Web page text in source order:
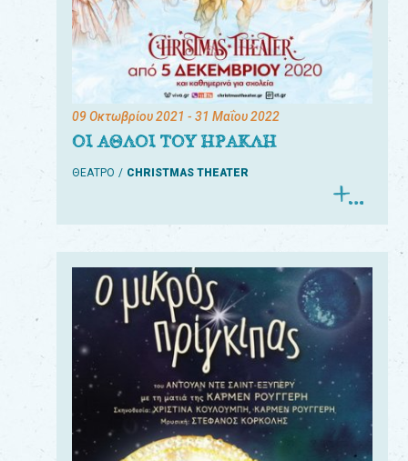
09 Οκτωβρίου 2021 - 31 Μαΐου 2022
ΟΙ ΑΘΛΟΙ ΤΟΥ ΗΡΑΚΛΗ
ΘΕΑΤΡΟ CHRISTMAS THEATER